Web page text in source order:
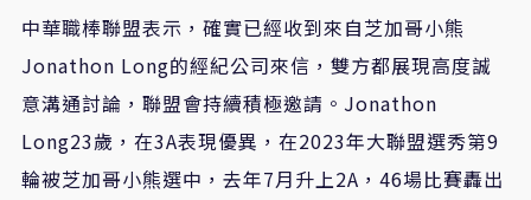
中華職棒聯盟表示，確實已經收到來自芝加哥小熊
Jonathon Long的經紀公司來信，雙方都展現高度誠
意溝通討論，聯盟會持續積極邀請。Jonathon
Long23歲，在3A表現優異，在2023年大聯盟選秀第9
輪被芝加哥小熊選中，去年7月升上2A，46場比賽轟出